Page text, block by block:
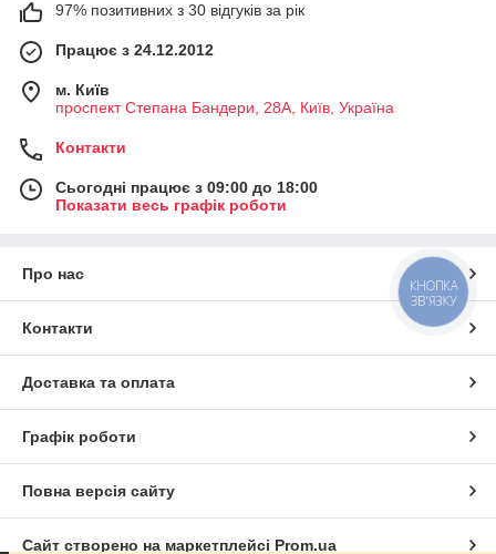
97% позитивних з 30 відгуків за рік
Працює з 24.12.2012
м. Київ
проспект Степана Бандери, 28А, Київ, Україна
Контакти
Сьогодні працює з 09:00 до 18:00
Показати весь графік роботи
Про нас
Контакти
Доставка та оплата
Графік роботи
Повна версія сайту
Сайт створено на маркетплейсі Prom.ua
КНОПКА
ЗВ'ЯЗКУ